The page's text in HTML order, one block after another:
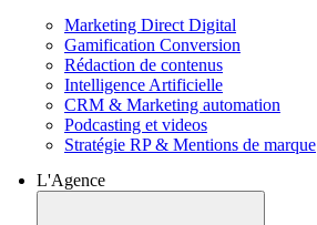
Marketing Direct Digital
Gamification Conversion
Rédaction de contenus
Intelligence Artificielle
CRM & Marketing automation
Podcasting et videos
Stratégie RP & Mentions de marque
L'Agence